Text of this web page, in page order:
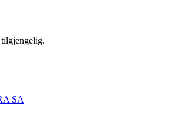
tilgjengelig.
SA